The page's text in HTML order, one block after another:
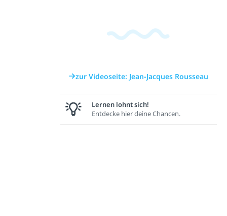
zur Videoseite: Jean-Jacques Rousseau
Lernen lohnt sich!
Entdecke hier deine Chancen.